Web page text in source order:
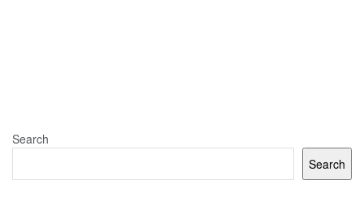
Search
Search